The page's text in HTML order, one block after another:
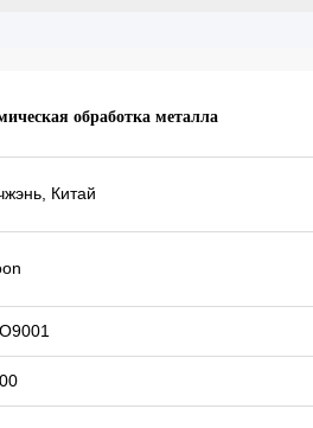
обработка металла
Китай